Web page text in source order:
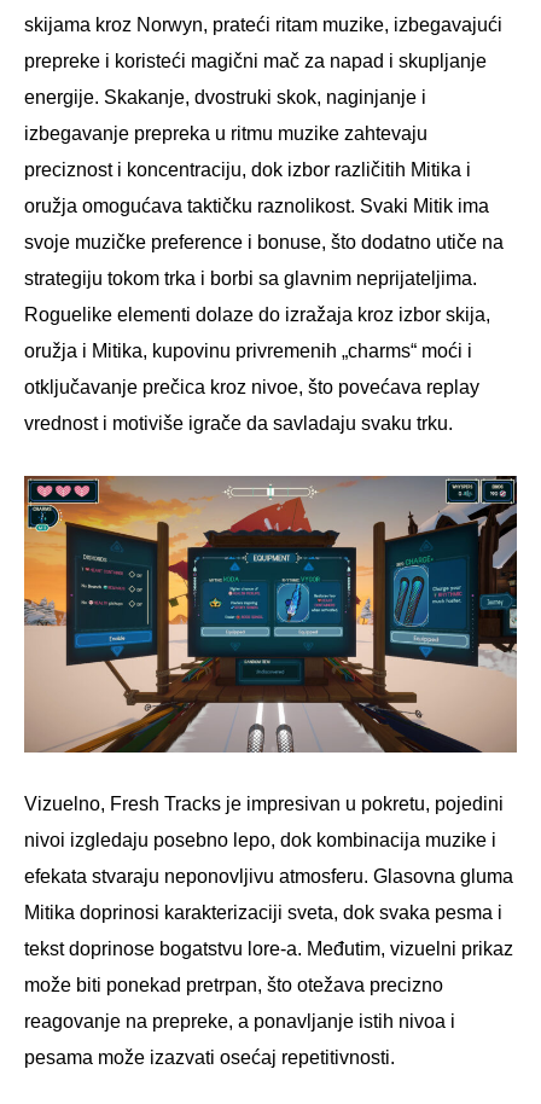
skijama kroz Norwyn, prateći ritam muzike, izbegavajući
prepreke i koristeći magični mač za napad i skupljanje
energije. Skakanje, dvostruki skok, naginjanje i
izbegavanje prepreka u ritmu muzike zahtevaju
preciznost i koncentraciju, dok izbor različitih Mitika i
oružja omogućava taktičku raznolikost. Svaki Mitik ima
svoje muzičke preference i bonuse, što dodatno utiče na
strategiju tokom trka i borbi sa glavnim neprijateljima.
Roguelike elementi dolaze do izražaja kroz izbor skija,
oružja i Mitika, kupovinu privremenih „charms“ moći i
otključavanje prečica kroz nivoe, što povećava replay
vrednost i motiviše igrače da savladaju svaku trku.
Vizuelno, Fresh Tracks je impresivan u pokretu, pojedini
nivoi izgledaju posebno lepo, dok kombinacija muzike i
efekata stvaraju neponovljivu atmosferu. Glasovna gluma
Mitika doprinosi karakterizaciji sveta, dok svaka pesma i
tekst doprinose bogatstvu lore-a. Međutim, vizuelni prikaz
može biti ponekad pretrpan, što otežava precizno
reagovanje na prepreke, a ponavljanje istih nivoa i
pesama može izazvati osećaj repetitivnosti.